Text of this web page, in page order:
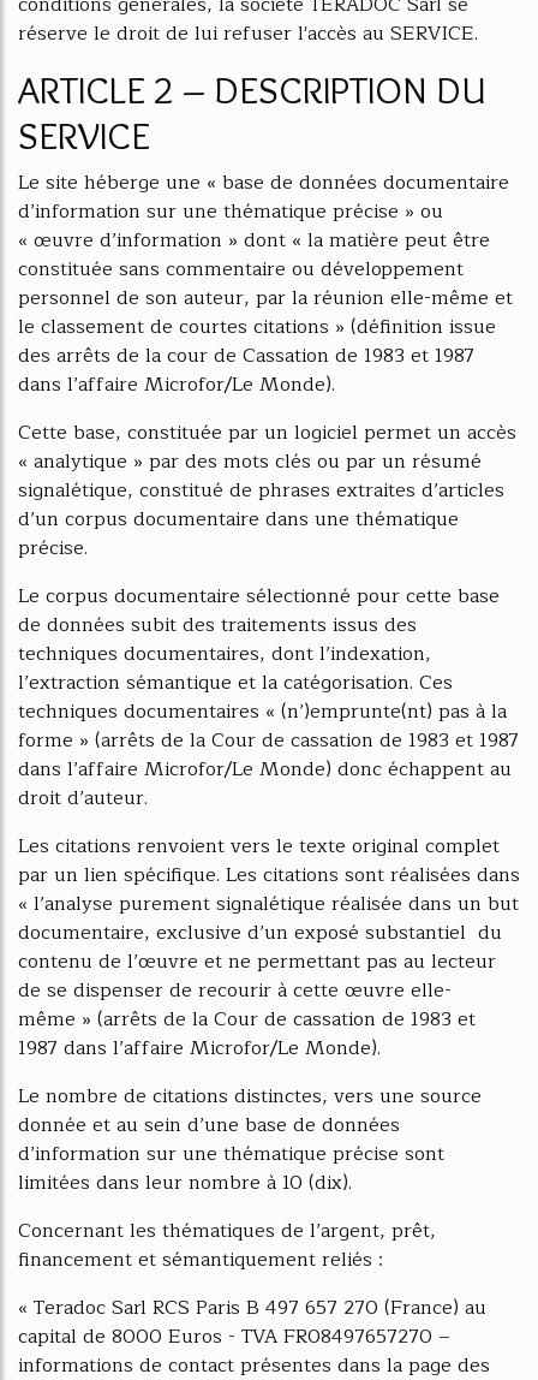
réserve le droit de lui refuser l'accès au SERVICE.
ARTICLE 2 – DESCRIPTION DU
SERVICE
Le site héberge une « base de données documentaire
d’information sur une thématique précise » ou
« œuvre d’information » dont « la matière peut être
constituée sans commentaire ou développement
personnel de son auteur, par la réunion elle-même et
le classement de courtes citations » (définition issue
des arrêts de la cour de Cassation de 1983 et 1987
dans l’affaire Microfor/Le Monde).
Cette base, constituée par un logiciel permet un accès
« analytique » par des mots clés ou par un résumé
signalétique, constitué de phrases extraites d’articles
d’un corpus documentaire dans une thématique
précise.
Le corpus documentaire sélectionné pour cette base
de données subit des traitements issus des
techniques documentaires, dont l’indexation,
l’extraction sémantique et la catégorisation. Ces
techniques documentaires « (n’)emprunte(nt) pas à la
forme » (arrêts de la Cour de cassation de 1983 et 1987
dans l’affaire Microfor/Le Monde) donc échappent au
droit d’auteur.
Les citations renvoient vers le texte original complet
par un lien spécifique. Les citations sont réalisées dans
« l’analyse purement signalétique réalisée dans un but
documentaire, exclusive d’un exposé substantiel du
contenu de l’œuvre et ne permettant pas au lecteur
de se dispenser de recourir à cette œuvre elle-
même » (arrêts de la Cour de cassation de 1983 et
1987 dans l’affaire Microfor/Le Monde).
Le nombre de citations distinctes, vers une source
donnée et au sein d’une base de données
d’information sur une thématique précise sont
limitées dans leur nombre à 10 (dix).
Concernant les thématiques de l’argent, prêt,
financement et sémantiquement reliés :
« Teradoc Sarl RCS Paris B 497 657 270 (France) au
capital de 8000 Euros - TVA FR08497657270 –
informations de contact présentes dans la page des